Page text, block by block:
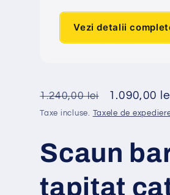
Vezi detalii
Preț
obișnuit
1.240,00 lei
Preț
redus
1.090,00
Taxe incluse. Taxele de
Scaun
tapițat